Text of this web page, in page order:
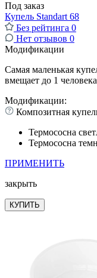
Под заказ
Купель Standart 68
Без рейтинга 0
Нет отзывов 0
Модификации
Самая маленькая
вмещает до 1
Модификации:
Композитная
Термососна
Термососна
ПРИМЕНИТЬ
закрыть
КУПИТЬ